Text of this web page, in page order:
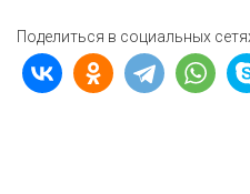
Поделиться в социальных